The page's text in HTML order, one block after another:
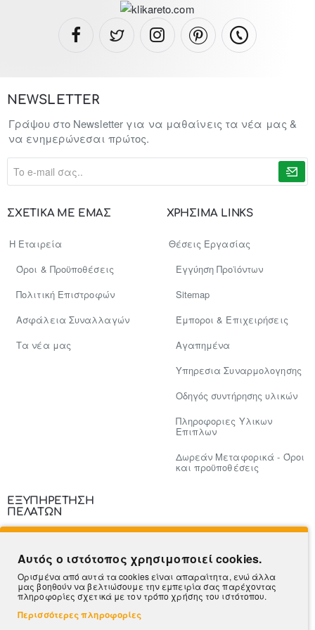
ΣΧΕΤΙΚΑ ΜΕ ΕΜΑΣ
Η Εταιρεία
Όροι & Προϋποθέσεις
Πολιτική Επιστροφών
Ασφάλεια Συναλλαγών
Tα νέα μας
ΧΡΗΣΙΜΑ LINKS
Θέσεις Εργασίας
Εγγύηση Προϊόντων
Sitemap
Έμποροι & Επιχειρήσεις
Αγαπημένα
Υπηρεσια Συναρμολογησης
Οδηγός συντήρησης υλικών
Πληροφοριες Υλικων
Επιπλων
Δωρεάν Μεταφορικά - Όροι
και προϋποθέσεις
ΕΞΥΠΗΡΕΤΗΣΗ
ΠΕΛΑΤΩΝ
Τρόποι Πληρωμής
Πληροφορίες Αποστολής
Ο Λογαριασμός μου
NEWSLETTER
Γράψου στο Newsletter για να μαθαίνεις τα νέα μας &
να ενημερώνεσαι πρώτος.
σας..
Αυτός ο ιστότοπος χρησιμοποιεί cookies.
Ορισμένα από αυτά τα cookies είναι απαραίτητα, ενώ άλλα
μας βοηθούν να βελτιώσουμε την εμπειρία σας παρέχοντας
πληροφορίες σχετικά με τον τρόπο χρήσης του ιστότοπου.
Περισσότερες πληροφορίες